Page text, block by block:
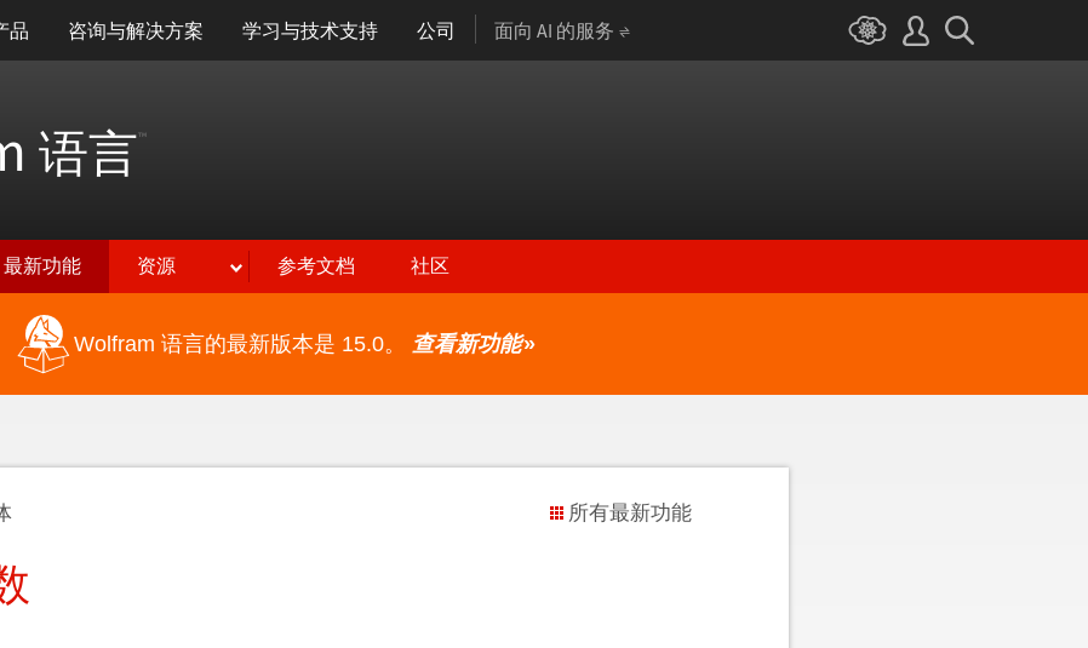
品 咨询与解决方案 学习与技术支持 公司 面向 AI 的服务
语言™
最新功能 资源 参考文档 社区
Wolfram 语言的最新版本是 15.0。 查看新功能»
所有最新功能